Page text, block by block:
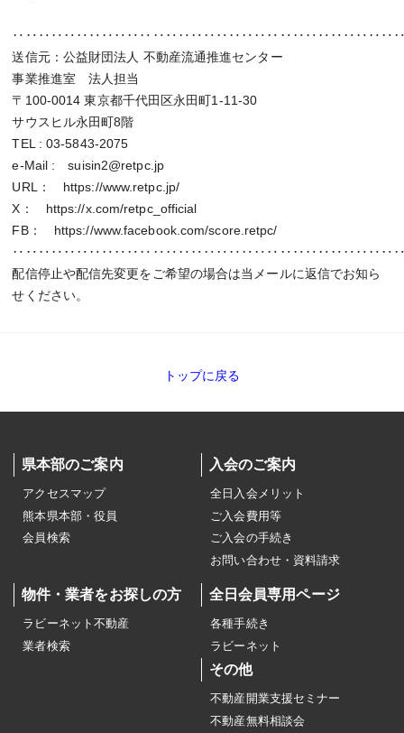
送信元：公益財団法人 不動産流通推進センター
事業推進室 法人担当
〒100-0014 東京都千代田区永田町1-11-30
サウスヒル永田町8階
TEL : 03-5843-2075
e-Mail : suisin2@retpc.jp
URL： https://www.retpc.jp/
X： https://x.com/retpc_official
FB： https://www.facebook.com/score.retpc/
配信停止や配信先変更をご希望の場合は当メールに返信でお知ら
せください。
トップに戻る
県本部のご案内
アクセスマップ
熊本県本部・役員
会員検索
入会のご案内
全日入会メリット
ご入会費用等
ご入会の手続き
お問い合わせ・資料請求
物件・業者をお探しの方
ラビーネット不動産
業者検索
全日会員専用ページ
各種手続き
ラビーネット
その他
不動産開業支援セミナー
不動産無料相談会